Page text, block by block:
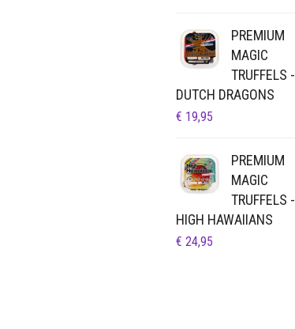
PREMIUM
MAGIC
TRUFFELS -
DUTCH DRAGONS
€ 19,95
PREMIUM
MAGIC
TRUFFELS -
HIGH HAWAIIANS
€ 24,95